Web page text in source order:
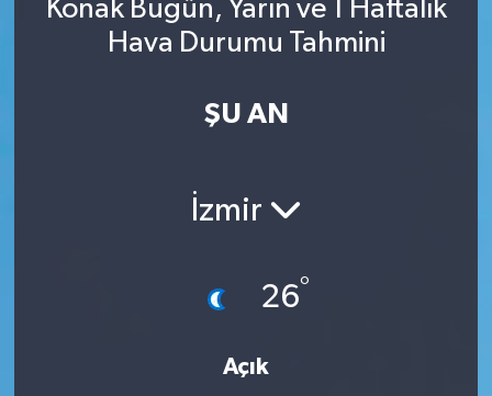
Konak Bugün, Yarın ve 1 Haftalık
Hava Durumu Tahmini
ŞU AN
İzmir
26°
Açık